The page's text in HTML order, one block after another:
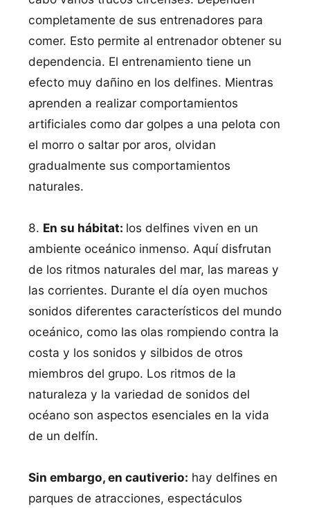
completamente de sus entrenadores para
comer. Esto permite al entrenador obtener su
dependencia. El entrenamiento tiene un
efecto muy dañino en los delfines. Mientras
aprenden a realizar comportamientos
artificiales como dar golpes a una pelota con
el morro o saltar por aros, olvidan
gradualmente sus comportamientos
naturales.
8. En su hábitat: los delfines viven en un
ambiente oceánico inmenso. Aquí disfrutan
de los ritmos naturales del mar, las mareas y
las corrientes. Durante el día oyen muchos
sonidos diferentes característicos del mundo
oceánico, como las olas rompiendo contra la
costa y los sonidos y silbidos de otros
miembros del grupo. Los ritmos de la
naturaleza y la variedad de sonidos del
océano son aspectos esenciales en la vida
de un delfín.
Sin embargo, en cautiverio: hay delfines en
parques de atracciones, espectáculos